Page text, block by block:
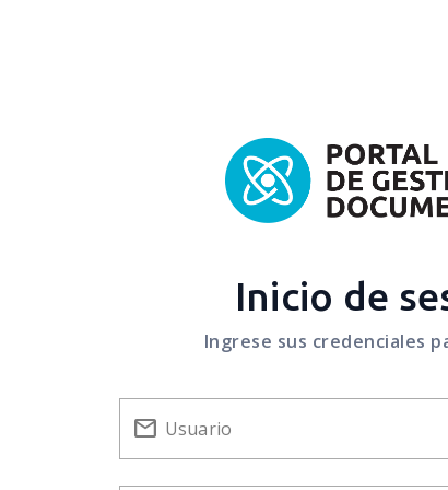
Inicio de
Ingrese sus credenciales
mail_outline Usuario